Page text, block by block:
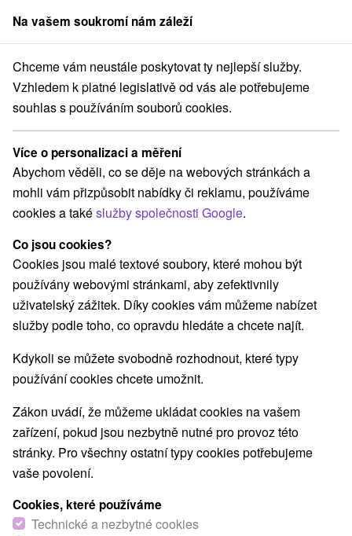
člen skupinySorger
Stredné Slovensko Banskobystrický kraj Špania Dolina
Apartmány Špania Dolina
Kategorie
Všechny kategorie
Apartmány(2)
Chaty na prenájom(7) Drevenice(1)
Vyberte lokalitu nebo termín
VŠECHNY NEJLEVNĚJŠÍ NEJDRAŽŠÍ PODLE
Na vašem soukromí nám záleží
Chceme vám neustále poskytovat ty nejlepší služby.
Vzhledem k platné legislativě od vás ale potřebujeme
souhlas s používáním souborů cookies.
Více o personalizaci a měření
Abychom věděli, co se děje na webových stránkách a
mohli vám přizpůsobit nabídky či reklamu, používáme
cookies a takéslužby společnosti Google.
Co jsou cookies?
Cookies jsou malé textové soubory, které mohou být
používány webovými stránkami, aby zefektivnily
uživatelský zážitek. Díky cookies vám můžeme nabízet
služby podle toho, co opravdu hledáte a chcete najít.
Kdykoli se můžete svobodně rozhodnout, které typy
používání cookies chcete umožnit.
Zákon uvádí, že můžeme ukládat cookies na vašem
zařízení, pokud jsou nezbytně nutné pro provoz této
stránky. Pro všechny ostatní typy cookies potřebujeme
vaše povolení.
Cookies, které používáme
Technické a nezbytné cookies